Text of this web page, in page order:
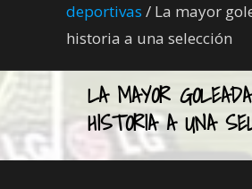
deportivas / La mayor
historia a una selección
LA MAYOR
HISTORIA A UNA